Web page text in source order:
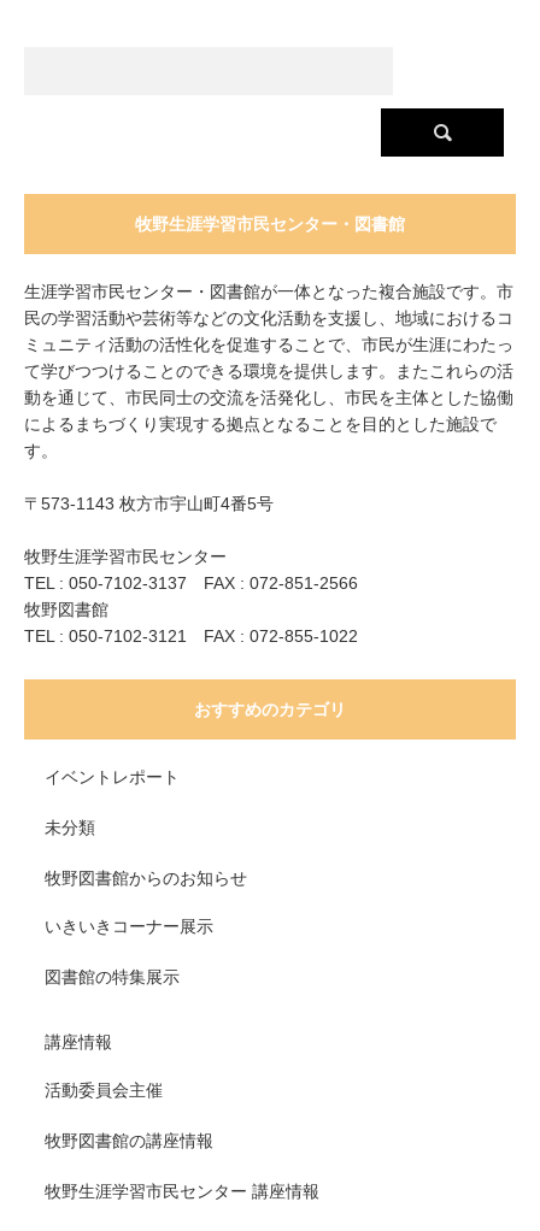
牧野生涯学習市民センター・図書館
生涯学習市民センター・図書館が一体となった複合施設です。市
民の学習活動や芸術等などの文化活動を支援し、地域におけるコ
ミュニティ活動の活性化を促進することで、市民が生涯にわたっ
て学びつつけることのできる環境を提供します。またこれらの活
動を通じて、市民同士の交流を活発化し、市民を主体とした協働
によるまちづくり実現する拠点となることを目的とした施設で
す。
〒573-1143 枚方市宇山町4番5号
牧野生涯学習市民センター
TEL : 050-7102-3137 FAX : 072-851-2566
牧野図書館
TEL : 050-7102-3121 FAX : 072-855-1022
おすすめのカテゴリ
イベントレポート
未分類
牧野図書館からのお知らせ
いきいきコーナー展示
図書館の特集展示
講座情報
活動委員会主催
牧野図書館の講座情報
牧野生涯学習市民センター 講座情報